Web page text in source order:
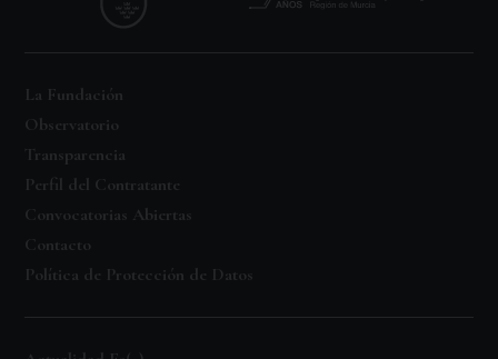
La Fundación
Observatorio
Transparencia
Perfil del Contratante
Convocatorias Abiertas
Contacto
Política de Protección de Datos